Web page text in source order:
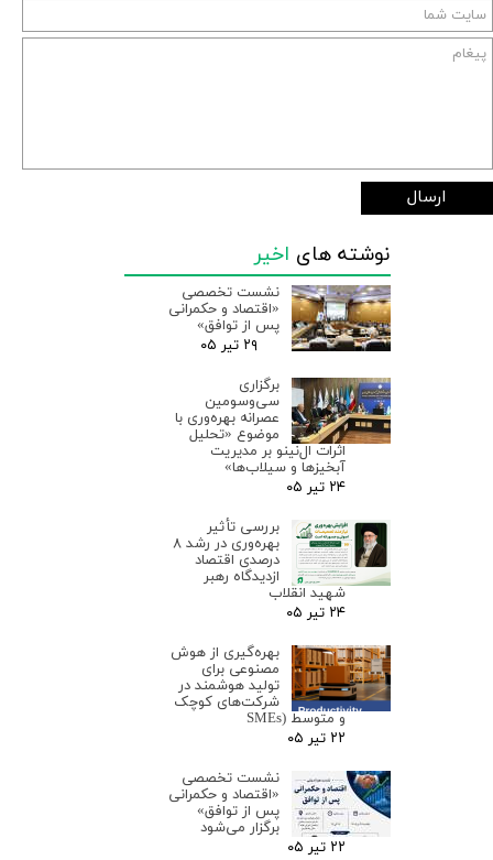
ارسال
نوشته های اخیر
نشست تخصصی
«اقتصاد و حکمرانی
پس از توافق»
۲۹ تیر ۰۵
برگزاری
سی‌وسومین
عصرانه بهره‌وری با
موضوع «تحلیل
اثرات ال‌نینو بر مدیریت
آبخیزها و سیلاب‌ها»
۲۴ تیر ۰۵
بررسی تأثیر
بهره‌وری در رشد ۸
درصدی اقتصاد
ازدیدگاه رهبر
شهید انقلاب
۲۴ تیر ۰۵
بهره‌گیری از هوش
مصنوعی برای
تولید هوشمند در
شرکت‌های کوچک
و متوسط (SMEs
۲۲ تیر ۰۵
نشست تخصصی
«اقتصاد و حکمرانی
پس از توافق»
برگزار می‌شود
۲۲ تیر ۰۵